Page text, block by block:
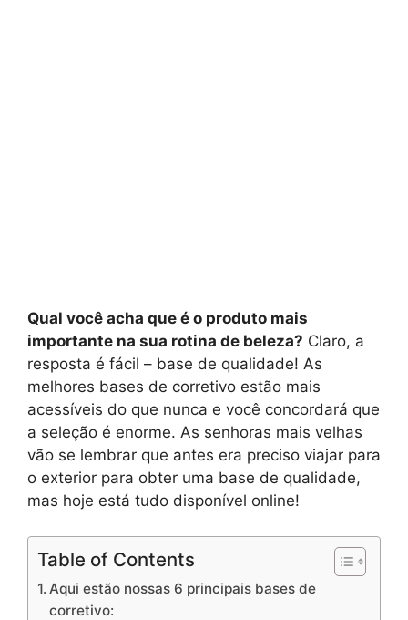
Qual você acha que é o produto mais
importante na sua rotina de beleza? Claro, a
resposta é fácil – base de qualidade! As
melhores bases de corretivo estão mais
acessíveis do que nunca e você concordará que
a seleção é enorme. As senhoras mais velhas
vão se lembrar que antes era preciso viajar para
o exterior para obter uma base de qualidade,
mas hoje está tudo disponível online!
Table of Contents
Aqui estão nossas 6 principais bases de
corretivo: